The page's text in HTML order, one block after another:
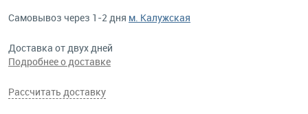
Самовывоз через 1-2 дня м. Калужская
Доставка от двух дней
Подробнее о доставке
Рассчитать доставку